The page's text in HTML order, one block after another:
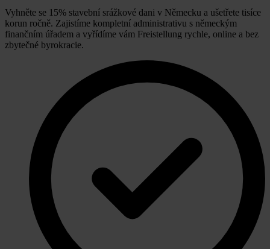
Vyhněte se 15% stavební srážkové dani v Německu a ušetřete tisíce
korun ročně. Zajistíme kompletní administrativu s německým
finančním úřadem a vyřídíme vám Freistellung rychle, online a bez
zbytečné byrokracie.